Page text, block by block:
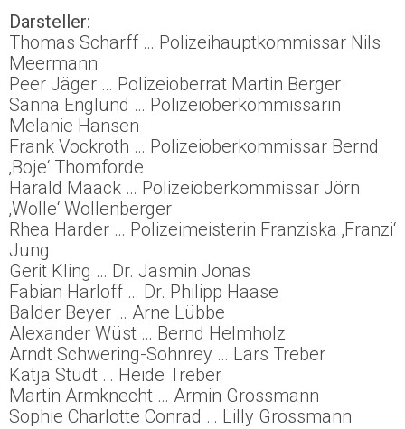
Darsteller:
Thomas Scharff … Polizeihauptkommissar Nils
Meermann
Peer Jäger … Polizeioberrat Martin Berger
Sanna Englund … Polizeioberkommissarin
Melanie Hansen
Frank Vockroth … Polizeioberkommissar Bernd
‚Boje‘ Thomforde
Harald Maack … Polizeioberkommissar Jörn
‚Wolle‘ Wollenberger
Rhea Harder … Polizeimeisterin Franziska ‚Franzi‘
Jung
Gerit Kling … Dr. Jasmin Jonas
Fabian Harloff … Dr. Philipp Haase
Balder Beyer … Arne Lübbe
Alexander Wüst … Bernd Helmholz
Arndt Schwering-Sohnrey … Lars Treber
Katja Studt … Heide Treber
Martin Armknecht … Armin Grossmann
Sophie Charlotte Conrad … Lilly Grossmann